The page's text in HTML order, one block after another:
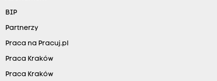
BIP
Partnerzy
Praca na Pracuj.pl
Praca Kraków
Praca Kraków